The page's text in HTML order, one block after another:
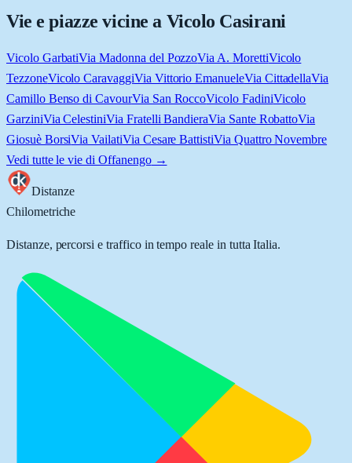
Vie e piazze vicine a Vicolo Casirani
Vicolo GarbatiVia Madonna del PozzoVia A. MorettiVicolo
TezzoneVicolo CaravaggiVia Vittorio EmanueleVia CittadellaVia
Camillo Benso di CavourVia San RoccoVicolo FadiniVicolo
GarziniVia CelestiniVia Fratelli BandieraVia Sante RobattoVia
Giosuè BorsiVia VailatiVia Cesare BattistiVia Quattro Novembre
Vedi tutte le vie di Offanengo→
Distanze
Chilometriche
Distanze, percorsi e traffico in tempo reale in tutta Italia.